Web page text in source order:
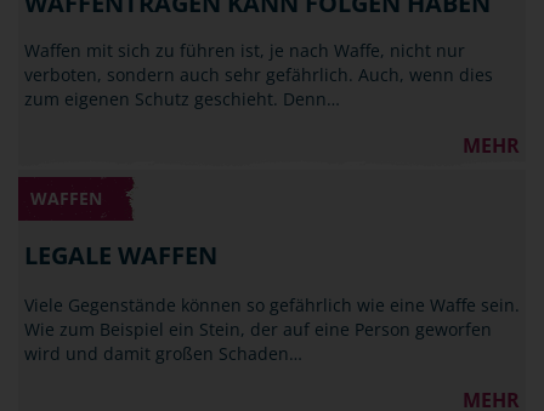
Waffen mit sich zu führen ist, je nach Waffe, nicht nur
verboten, sondern auch sehr gefährlich. Auch, wenn dies
zum eigenen Schutz geschieht. Denn…
MEHR
WAFFEN
LEGALE WAFFEN
Viele Gegenstände können so gefährlich wie eine Waffe sein.
Wie zum Beispiel ein Stein, der auf eine Person geworfen
wird und damit großen Schaden…
MEHR